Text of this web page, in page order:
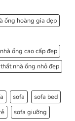
ống hoàng gia đẹp
ống cao cấp đẹp
nhà ống nhỏ đẹp
sofa
sofa bed
sofa giường